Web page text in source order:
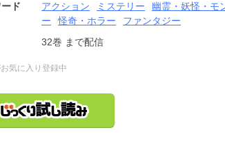
ド
アクション ミステリー
幽霊・妖怪・モ
ー
怪奇・ホラー
ファンタジー
32巻 まで配信
気に入り登録中